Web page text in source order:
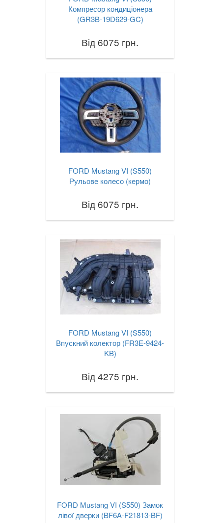
Компресор кондиціонера
(GR3B-19D629-GC)
Від 6075 грн.
FORD Mustang VI (S550)
Рульове колесо (кермо)
Від 6075 грн.
FORD Mustang VI (S550)
Впускний колектор (FR3E-9424-
KB)
Від 4275 грн.
FORD Mustang VI (S550) Замок
лівої дверки (BF6A-F21813-BF)